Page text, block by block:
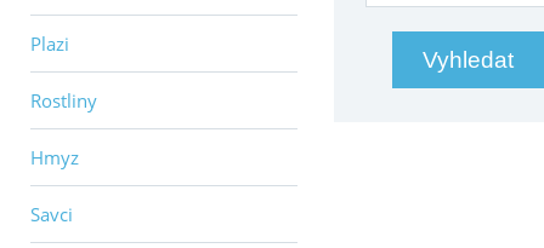
Plazi
Rostliny
Hmyz
Savci